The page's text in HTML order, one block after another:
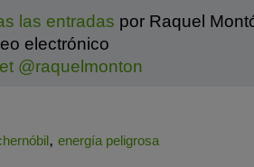
las entradas por Raquel
electrónico
@raquelmonton
, energía peligrosa